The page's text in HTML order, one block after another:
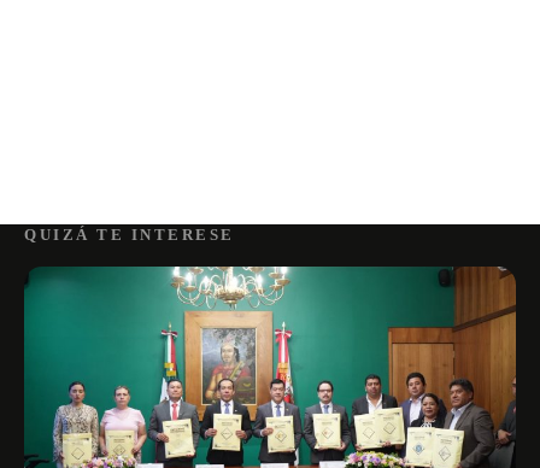
QUIZÁ TE INTERESE